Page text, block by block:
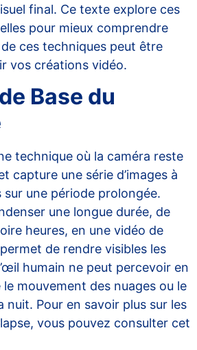
final. Ce texte explore ces
pour mieux comprendre
ces techniques peut être
vos créations vidéo.
Base du
technique où la caméra reste
capture une série d’images à
sur une période prolongée.
une longue durée, de
heures, en une vidéo de
de rendre visibles les
humain ne peut percevoir en
mouvement des nuages ou le
nuit. Pour en savoir plus sur les
vous pouvez consulter cet